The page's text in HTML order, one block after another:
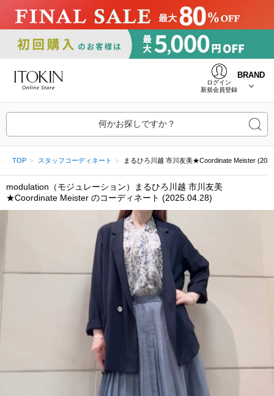
ログイン
新規会員登録
BRAND
何かお探しですか？
TOP スタッフコーディネート まるひろ川越 市川友美★Coordinate Meister
modulation（モジュレーション）まるひろ川越 市川友美
★Coordinate Meister のコーディネート (2025.04.28)